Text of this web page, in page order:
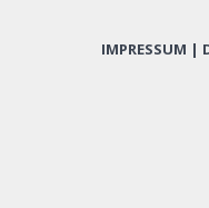
IMPRESSUM |